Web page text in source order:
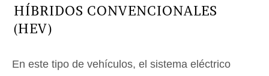
HÍBRIDOS CONVENCIONALES
(HEV)
En este tipo de vehículos, el sistema eléctrico